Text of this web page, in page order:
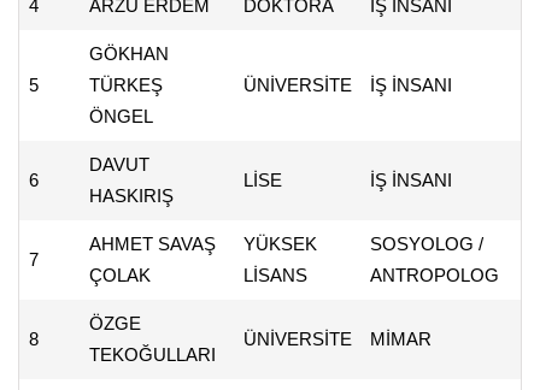
4 ARZU ERDEM DOKTORA İŞ İNSANI
5
GÖKHAN
TÜRKEŞ
ÖNGEL
ÜNİVERSİTE İŞ İNSANI
6
DAVUT
HASKIRIŞ
LİSE İŞ İNSANI
7
AHMET SAVAŞ
ÇOLAK
YÜKSEK
LİSANS
SOSYOLOG /
ANTROPOLOG
8
ÖZGE
TEKOĞULLARI
ÜNİVERSİTE MİMAR